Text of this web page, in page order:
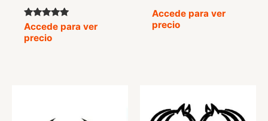
Valorado
con
5.00
Accede para ver
precio
Accede para ver
precio